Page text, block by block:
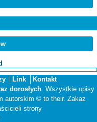
Link
Kontakt
dorosłych. Wszystkie opisy
autorskim © to their. Zakaz
strony